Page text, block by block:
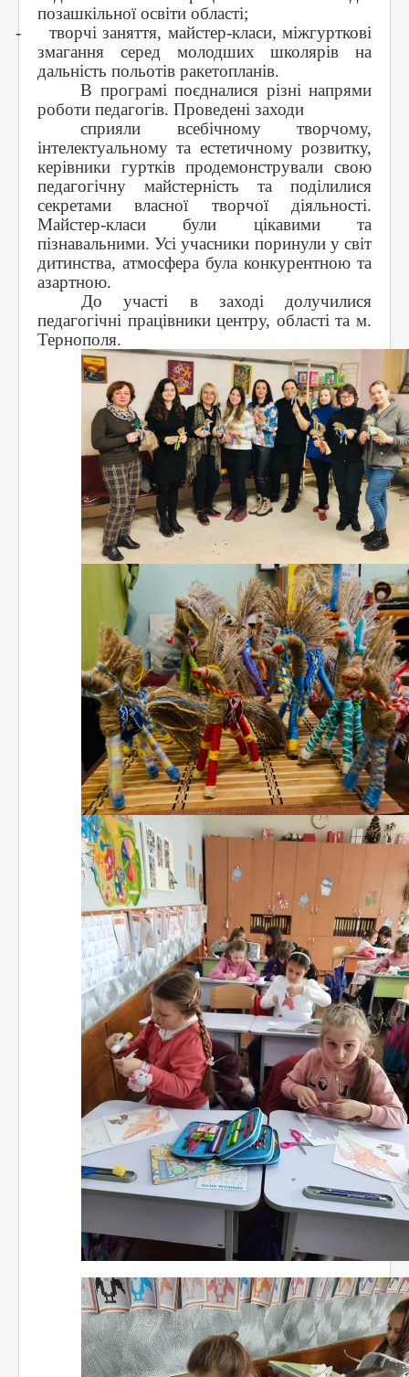
позашкільної освіти області;
-
творчі заняття, майстер-класи, міжгурткові
змагання серед молодших школярів на
дальність польотів ракетопланів.
В програмі поєдналися різні напрями
роботи педагогів. Проведені заходи
сприяли всебічному творчому,
інтелектуальному та естетичному розвитку,
керівники гуртків продемонстрували свою
педагогічну майстерність та поділилися
секретами власної творчої діяльності.
Майстер-класи були цікавими та
пізнавальними. Усі учасники поринули у світ
дитинства, атмосфера була конкурентною та
азартною.
До участі в заході долучилися
педагогічні працівники центру, області та м.
Тернополя.